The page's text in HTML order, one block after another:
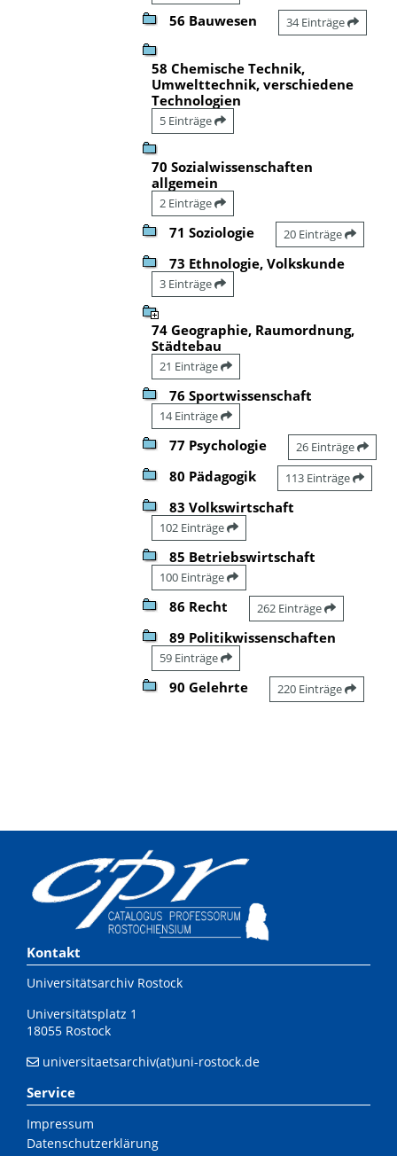
56 Bauwesen 34 Einträge
58 Chemische Technik,
Umwelttechnik, verschiedene
Technologien
5 Einträge
70 Sozialwissenschaften
allgemein
2 Einträge
71 Soziologie 20 Einträge
73 Ethnologie, Volkskunde
3 Einträge
74 Geographie, Raumordnung,
Städtebau
21 Einträge
76 Sportwissenschaft
14 Einträge
77 Psychologie 26 Einträge
80 Pädagogik 113 Einträge
83 Volkswirtschaft
102 Einträge
85 Betriebswirtschaft
100 Einträge
86 Recht 262 Einträge
89 Politikwissenschaften
59 Einträge
90 Gelehrte 220 Einträge
Kontakt
Universitätsarchiv Rostock
Universitätsplatz 1
18055 Rostock
universitaetsarchiv(at)uni-rostock.de
Service
Impressum
Datenschutzerklärung